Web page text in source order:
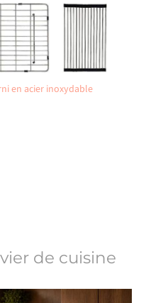
en acier inoxydable
de cuisine